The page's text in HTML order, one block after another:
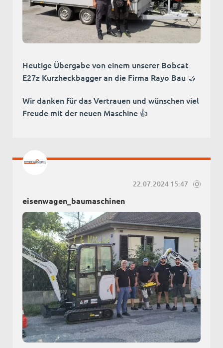
Heutige Übergabe von einem unserer Bobcat
E27z Kurzheckbagger an die Firma Rayo Bau 🤝
Wir danken für das Vertrauen und wünschen viel
Freude mit der neuen Maschine 👍
22.07.2024 15:47
eisenwagen_baumaschinen